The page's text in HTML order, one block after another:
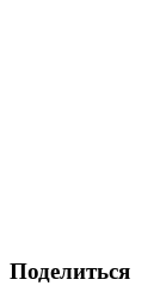
Поделиться